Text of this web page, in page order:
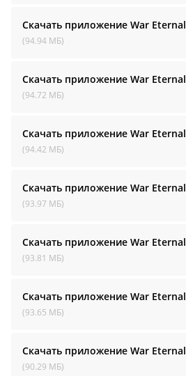
Скачать приложение War Eternal
(94.94 МБ)
Скачать приложение War Eternal
(94.72 МБ)
Скачать приложение War Eternal
(94.42 МБ)
Скачать приложение War Eternal
(93.97 МБ)
Скачать приложение War Eternal
(93.81 МБ)
Скачать приложение War Eternal
(93.65 МБ)
Скачать приложение War Eternal
(90.29 МБ)